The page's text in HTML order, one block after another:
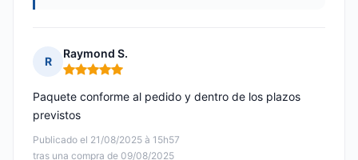
R
Raymond S.
Nota: 5 de 5
Publicado el 21/08/2025 à 15h57
tras una compra de 09/08/2025
Paquete conforme al pedido y dentro de los plazos
previstos